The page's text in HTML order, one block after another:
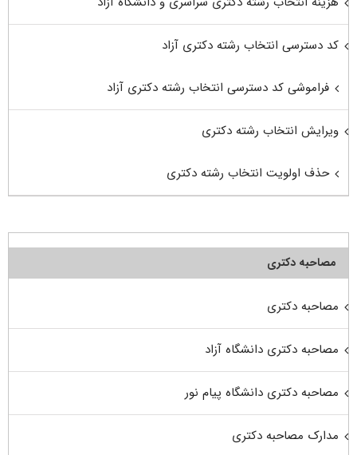
کد دسترسی انتخاب رشته دکتری آزاد
فراموشی کد دسترسی انتخاب رشته دکتری آزاد
ویرایش انتخاب رشته دکتری
حذف اولویت انتخاب رشته دکتری
مصاحبه دکتری
مصاحبه دکتری
مصاحبه دکتری دانشگاه آزاد
مصاحبه دکتری دانشگاه پیام نور
مدارک مصاحبه دکتری